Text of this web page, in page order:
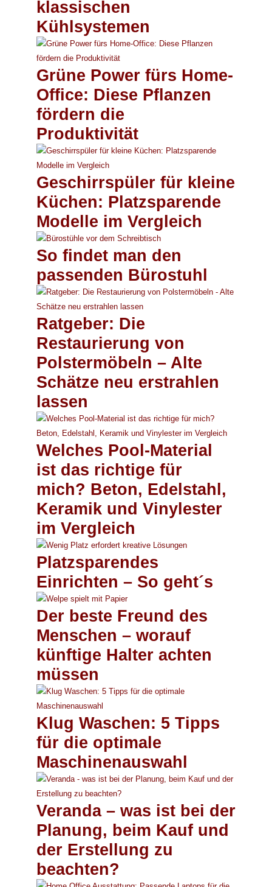
klassischen
Kühlsystemen
Grüne Power fürs Home-
Office: Diese Pflanzen
fördern die
Produktivität
Geschirrspüler für kleine
Küchen: Platzsparende
Modelle im Vergleich
So findet man den
passenden Bürostuhl
Ratgeber: Die
Restaurierung von
Polstermöbeln – Alte
Schätze neu erstrahlen
lassen
Welches Pool-Material
ist das richtige für
mich? Beton, Edelstahl,
Keramik und Vinylester
im Vergleich
Platzsparendes
Einrichten – So geht´s
Der beste Freund des
Menschen – worauf
künftige Halter achten
müssen
Klug Waschen: 5 Tipps
für die optimale
Maschinenauswahl
Veranda – was ist bei der
Planung, beim Kauf und
der Erstellung zu
beachten?